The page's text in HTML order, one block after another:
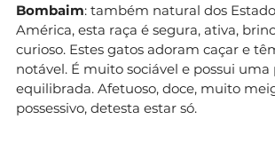
Bombaim: também natural dos
América, esta raça é segura, ativa,
curioso. Estes gatos adoram caçar e
notável. É muito sociável e possui
equilibrada. Afetuoso, doce, muito
possessivo, detesta estar só.